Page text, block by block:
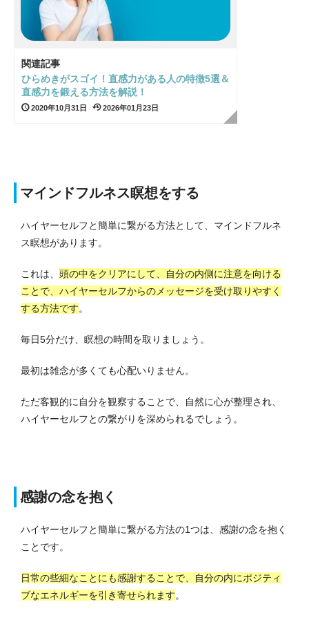
関連記事
ひらめきがスゴイ！直感力がある人の特徴5選＆
直感力を鍛える方法を解説！
2020年10月31日 2026年01月23日
マインドフルネス瞑想をする
ハイヤーセルフと簡単に繋がる方法として、マインドフルネ
ス瞑想があります。
これは、 頭の中をクリアにして、自分の内側に注意を向ける
ことで、ハイヤーセルフからのメッセージを受け取りやすく
する方法です。
毎日5分だけ、瞑想の時間を取りましょう。
最初は雑念が多くても心配いりません。
ただ客観的に自分を観察することで、自然に心が整理され、
ハイヤーセルフとの繋がりを深められるでしょう。
感謝の念を抱く
ハイヤーセルフと簡単に繋がる方法の1つは、感謝の念を抱く
ことです。
日常の些細なことにも感謝することで、自分の内にポジティ
ブなエネルギーを引き寄せられます。